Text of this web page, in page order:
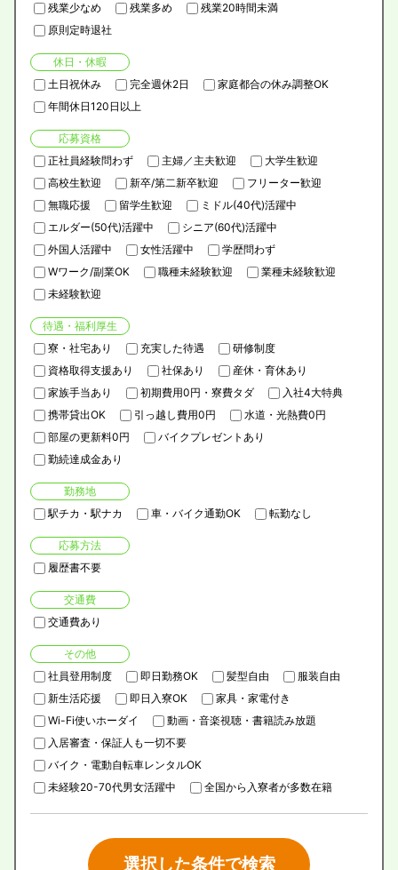
残業少なめ
残業多め
残業20時間未満
原則定時退社
休日・休暇
土日祝休み
完全週休2日
家庭都合の休み調整OK
年間休日120日以上
応募資格
正社員経験問わず
主婦／主夫歓迎
大学生歓迎
高校生歓迎
新卒/第二新卒歓迎
フリーター歓迎
無職応援
留学生歓迎
ミドル(40代)活躍中
エルダー(50代)活躍中
シニア(60代)活躍中
外国人活躍中
女性活躍中
学歴問わず
Wワーク/副業OK
職種未経験歓迎
業種未経験歓迎
未経験歓迎
待遇・福利厚生
寮・社宅あり
充実した待遇
研修制度
資格取得支援あり
社保あり
産休・育休あり
家族手当あり
初期費用0円・寮費タダ
入社4大特典
携帯貸出OK
引っ越し費用0円
水道・光熱費0円
部屋の更新料0円
バイクプレゼントあり
勤続達成金あり
勤務地
駅チカ・駅ナカ
車・バイク通勤OK 転勤なし
応募方法
履歴書不要
交通費
交通費あり
その他
社員登用制度
即日勤務OK 髪型自由
服装自由
新生活応援
即日入寮OK
家具・家電付き
Wi-Fi使いホーダイ
動画・音楽視聴・書籍読み放題
入居審査・保証人も一切不要
バイク・電動自転車レンタルOK
未経験20-70代男女活躍中
全国から入寮者が多数在籍